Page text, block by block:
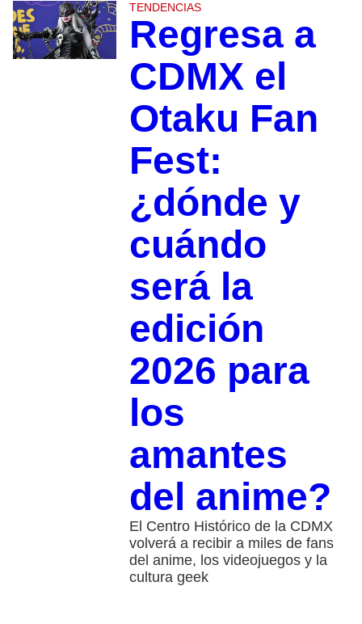
TENDENCIAS
Regresa a
CDMX el
Otaku Fan
Fest:
¿dónde y
cuándo
será la
edición
2026 para
los
amantes
del anime?
El Centro Histórico de la CDMX
volverá a recibir a miles de fans
del anime, los videojuegos y la
cultura geek